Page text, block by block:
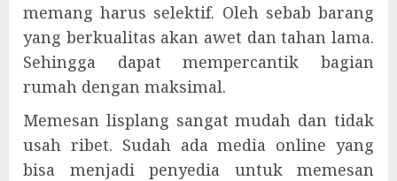
memang harus selektif. Oleh sebab barang
yang berkualitas akan awet dan tahan lama.
Sehingga dapat mempercantik bagian
rumah dengan maksimal.
Memesan lisplang sangat mudah dan tidak
usah ribet. Sudah ada media online yang
bisa menjadi penyedia untuk memesan